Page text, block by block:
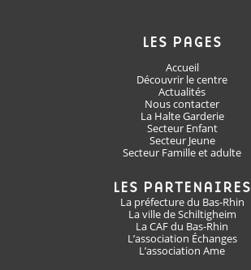
LES PAGES
Accueil
Découvrir le centre
Actualités
Nous contacter
La Halte Garderie
Secteur Enfant
Secteur Jeune
Secteur Famille et adulte
LES PARTENAIRES
La préfecture du Bas-Rhin
La ville de Schiltigheim
La CAF du Bas-Rhin
L’association Échanges
L’association Ame